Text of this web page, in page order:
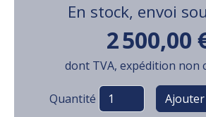
En stock, envoi
2 500,00
dont TVA, expédition non
Variations
Quantité